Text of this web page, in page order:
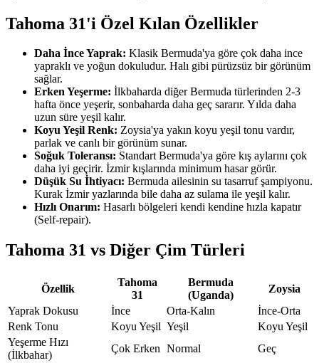
Tahoma 31'i Özel Kılan Özellikler
Daha İnce Yaprak: Klasik Bermuda'ya göre çok daha ince
yapraklı ve yoğun dokuludur. Halı gibi pürüzsüz bir görünüm
sağlar.
Erken Yeşerme: İlkbaharda diğer Bermuda türlerinden 2-3
hafta önce yeşerir, sonbaharda daha geç sararır. Yılda daha
uzun süre yeşil kalır.
Koyu Yeşil Renk: Zoysia'ya yakın koyu yeşil tonu vardır,
parlak ve canlı bir görünüm sunar.
Soğuk Toleransı: Standart Bermuda'ya göre kış aylarını çok
daha iyi geçirir. İzmir kışlarında minimum hasar görür.
Düşük Su İhtiyacı: Bermuda ailesinin su tasarruf şampiyonu.
Kurak İzmir yazlarında bile daha az sulama ile yeşil kalır.
Hızlı Onarım: Hasarlı bölgeleri kendi kendine hızla kapatır
(Self-repair).
Tahoma 31 vs Diğer Çim Türleri
Özellik
Tahoma
31
Bermuda
(Uganda)
Zoysia
Yaprak Dokusu
İnce Orta-Kalın
İnce-Orta
Renk Tonu
Koyu Yeşil Yeşil
Koyu Yeşil
Yeşerme Hızı
(İlkbahar)
Çok Erken Normal
Geç